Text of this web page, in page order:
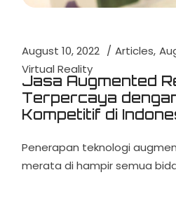
August 10, 2022 Articles
Virtual Reality
Jasa Augmented
Terpercaya
Kompetitif di
Penerapan teknologi
merata di hampir semua